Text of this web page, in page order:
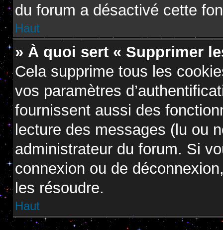
du forum a désactivé cette
Haut
» À quoi sert « Supprimer
Cela supprime tous les
vos paramètres
fournissent aussi des
lecture des messages (lu ou
administrateur du forum. Si
connexion ou de
les résoudre.
Haut